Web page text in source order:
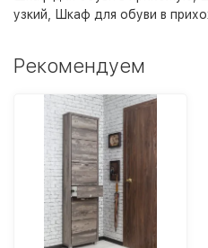
узкий
Шкаф для обуви в
Рекомендуем